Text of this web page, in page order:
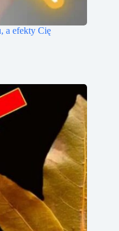
a efekty Cię